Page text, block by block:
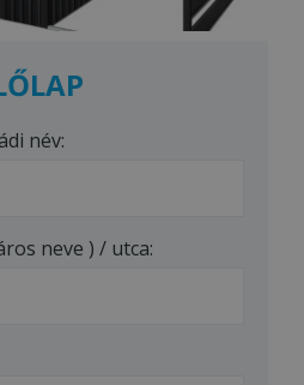
név:
neve ) / utca: